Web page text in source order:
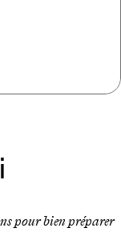
pour bien préparer